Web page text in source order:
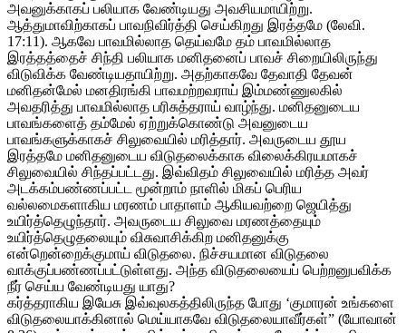
அவனுக்காகப் பலியாக வேண்டியது அவசியமாயிற்று.
ஆத்துமாவிற்காகப் பாவநிவிர்த்தி செய்கிறது இரத்தமே (லேவி.
17:11). ஆகவே பாவமில்லாத தெய்வமே தம் பாவமில்லாத
இரத்தத்தைச் சிந்தி பலியாக மனிதனைப் பாவச் சிறையிலிருந்து
விடுவிக்க வேண்டியதாயிற்று. அதற்காகவே தேவாதி தேவன்
மனிதன்மேல் மனதிரங்கி பாவமற்றவராய் இம்மண்ணுலகில்
அவதரித்து பாவமில்லாத பரிசுத்தராய் வாழ்ந்து. மனிதனுடைய
பாவங்களைத் தம்மேல் ஏற்றுக்கொண்டு அவனுடைய
பாவங்களுக்காகச் சிலுவையில் மரித்தார். அவருடைய தூய
இரத்தமே மனிதனுடைய விடுதலைக்காக விலைக்கிரயமாகச்
சிலுவையில் சிந்தப்பட்டது. இவ்விதம் சிலுவையில் மரித்த அவர்
அடக்கம்பண்ணப்பட்ட மூன்றாம் நாளில் மிகப் பெரிய
வல்லமைகளாகிய மரணம் பாதாளம் ஆகியவற்றை ஜெயித்து
உயிர்த்தெழுந்தார். அவருடைய சிலுவை மரணத்தையும்
உயிர்த்தெழுதலையும் விசுவாசிக்கிற மனிதனுக்கு
என்றென்றைக்குமாய் விடுதலை. நிச்சயமான விடுதலை
வாக்குப்பண்ணப்பட்டுள்ளது. அந்த விடுதலையைப் பெற்றனுபவிக்க
நீர் செய்ய வேண்டியது யாது?
கர்த்தராகிய இயேசு இவ்வுலகத்திலிருந்த போது ‘குமாரன் உங்களை
விடுதலையாக்கினால் மெய்யாகவே விடுதலையாவீர்கள்” (யோவான்